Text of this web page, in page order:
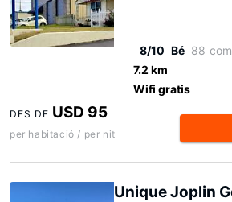
8/10 Bé 88
7.2 km
Wifi gratis
DES DE USD 95
per habitació / per nit
Unique Joplin